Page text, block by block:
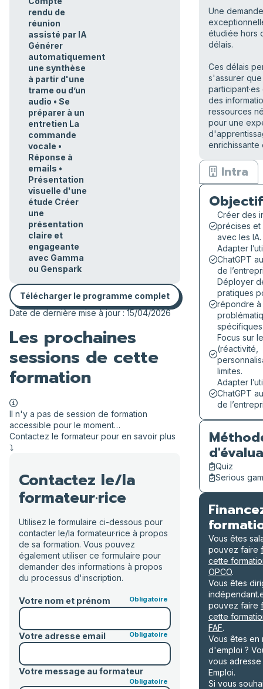
rendu de
réunion
assisté par IA
Générer
automatiquement
une synthèse
à partir d'une
trame ou d’un
audio • Se
préparer à un
entretien La
commande
vocale •
Réponse à
emails •
Présentation
visuelle d'une
étude Créer
une
présentation
claire et
engageante
avec Gamma
ou Genspark
Télécharger le programme complet
Date de dernière mise à jour : 15/04/2026
Les prochaines
sessions de cette
formation
Il n'y a pas de session de formation
accessible pour le moment…
Contactez le formateur pour en savoir plus
⤵️
Contactez le/la
formateur·rice
Utilisez le formulaire ci-dessous pour
contacter le/la formateur·rice à propos
de sa formation. Vous pouvez
également utiliser ce formulaire pour
demander des informations à propos
du processus d'inscription.
Votre nom et prénom
Votre adresse email
Votre message au formateur
Une demande
étudiée hors
délais.
Ces délais
s'assurer
des
ressources
pour une
enrichissante
Intra
Créer des
précises
avec les IA.
Adapter
ChatGPT
de
Déployer
pratiques
répondre à
Focus sur
(réactivité,
limites.
Adapter
ChatGPT
de
Quiz
Serious
Vous êtes
pouvez faire
cette
OPCO.
Vous êtes
pouvez faire
cette
FAF.
Vous êtes en
d'emploi ?
vous adresse
Emploi.
Si vous